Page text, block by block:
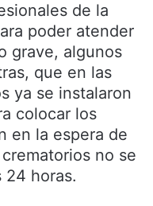
de la
poder atender
grave, algunos
que en las
ya se instalaron
colocar los
en la espera de
no se
24 horas.